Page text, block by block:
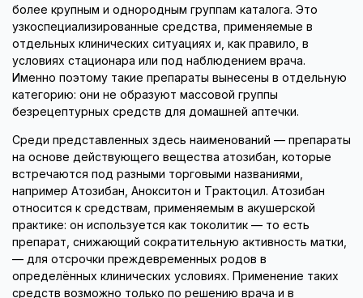
более крупным и однородным группам каталога. Это
узкоспециализированные средства, применяемые в
отдельных клинических ситуациях и, как правило, в
условиях стационара или под наблюдением врача.
Именно поэтому такие препараты вынесены в отдельную
категорию: они не образуют массовой группы
безрецептурных средств для домашней аптечки.
Среди представленных здесь наименований — препараты
на основе действующего вещества атозибан, которые
встречаются под разными торговыми названиями,
например Атозибан, Анокситон и Трактоцил. Атозибан
относится к средствам, применяемым в акушерской
практике: он используется как токолитик — то есть
препарат, снижающий сократительную активность матки,
— для отсрочки преждевременных родов в
определённых клинических условиях. Применение таких
средств возможно только по решению врача и в